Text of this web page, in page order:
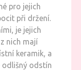
pro jejich
při držení.
je jejich
nich mají
keramik, a
odlišný odstín